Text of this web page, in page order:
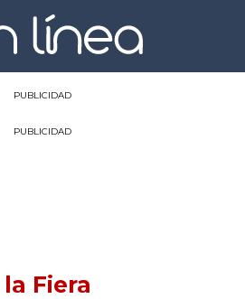
PUBLICIDAD
PUBLICIDAD
Fiera